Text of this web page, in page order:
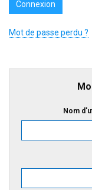
Mot de passe perdu ?
Nom